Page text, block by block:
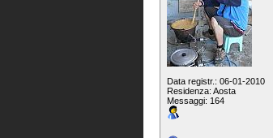
Data registr.: 06-01-2010
Residenza: Aosta
Messaggi: 164